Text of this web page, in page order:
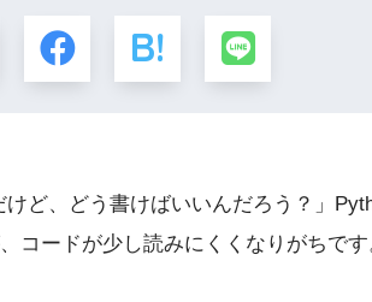
ど、どう書けばいいんだろう？」
コードが少し読みにくくなりがちです